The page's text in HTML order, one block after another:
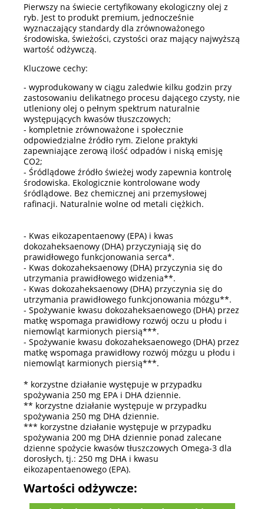
Pierwszy na świecie certyfikowany ekologiczny olej z
ryb. Jest to produkt premium, jednocześnie
wyznaczający standardy dla zrównoważonego
środowiska, świeżości, czystości oraz mający najwyższą
wartość odżywczą.
Kluczowe cechy:
- wyprodukowany w ciągu zaledwie kilku godzin przy
zastosowaniu delikatnego procesu dającego czysty, nie
utleniony olej o pełnym spektrum naturalnie
występujących kwasów tłuszczowych;
- kompletnie zrównoważone i społecznie
odpowiedzialne źródło rym. Zielone praktyki
zapewniające zerową ilość odpadów i niską emisję
CO2;
- Śródlądowe źródło świeżej wody zapewnia kontrolę
środowiska. Ekologicznie kontrolowane wody
śródlądowe. Bez chemicznej ani przemysłowej
rafinacji. Naturalnie wolne od metali ciężkich.
- Kwas eikozapentaenowy (EPA) i kwas
dokozaheksaenowy (DHA) przyczyniają się do
prawidłowego funkcjonowania serca*.
- Kwas dokozaheksaenowy (DHA) przyczynia się do
utrzymania prawidłowego widzenia**.
- Kwas dokozaheksaenowy (DHA) przyczynia się do
utrzymania prawidłowego funkcjonowania mózgu**.
- Spożywanie kwasu dokozaheksaenowego (DHA) przez
matkę wspomaga prawidłowy rozwój oczu u płodu i
niemowląt karmionych piersią***.
- Spożywanie kwasu dokozaheksaenowego (DHA) przez
matkę wspomaga prawidłowy rozwój mózgu u płodu i
niemowląt karmionych piersią***.
* korzystne działanie występuje w przypadku
spożywania 250 mg EPA i DHA dziennie.
** korzystne działanie występuje w przypadku
spożywania 250 mg DHA dziennie.
*** korzystne działanie występuje w przypadku
spożywania 200 mg DHA dziennie ponad zalecane
dzienne spożycie kwasów tłuszczowych Omega-3 dla
dorosłych, tj.: 250 mg DHA i kwasu
eikozapentaenowego (EPA).
Wartości odżywcze: